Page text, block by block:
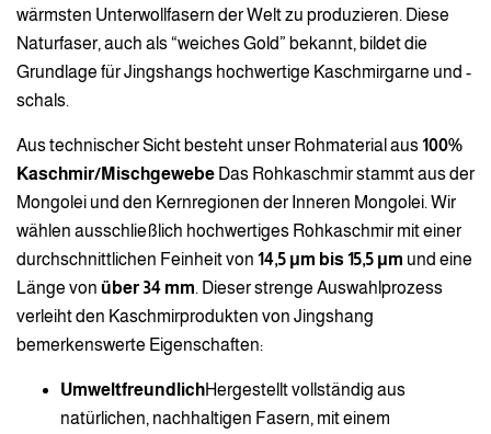
wärmsten Unterwollfasern der Welt zu produzieren. Diese
Naturfaser, auch als “weiches Gold” bekannt, bildet die
Grundlage für Jingshangs hochwertige Kaschmirgarne und -
schals.
Aus technischer Sicht besteht unser Rohmaterial aus100%
Kaschmir/Mischgewebe Das Rohkaschmir stammt aus der
Mongolei und den Kernregionen der Inneren Mongolei. Wir
wählen ausschließlich hochwertiges Rohkaschmir mit einer
durchschnittlichen Feinheit von 14,5 μm bis 15,5 μm und eine
Länge von über 34 mm. Dieser strenge Auswahlprozess
verleiht den Kaschmirprodukten von Jingshang
bemerkenswerte Eigenschaften:
UmweltfreundlichHergestellt vollständig aus
natürlichen, nachhaltigen Fasern, mit einem